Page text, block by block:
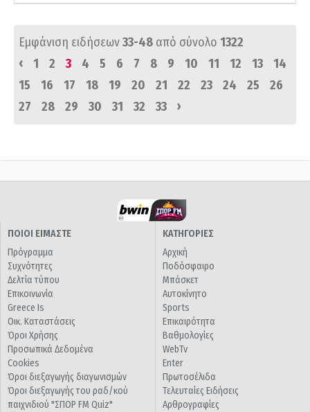
Εμφάνιση ειδήσεων33-48 από σύνολο 1322
‹
1 2 3 4 5 6 7 8 9 10 11 12 13
14
15
16 17 18 19 20 21 22 23 24 25
26
27
28 29 30 31 32 33 ›
ΠΟΙΟΙ ΕΙΜΑΣΤΕ
Πρόγραμμα
Συχνότητες
Δελτία τύπου
Επικοινωνία
Greece Is
Οικ. Καταστάσεις
Όροι Χρήσης
Προσωπικά Δεδομένα
Cookies
Όροι διεξαγωγής διαγωνισμών
Όροι διεξαγωγής του ραδ/κού
παιχνιδιού "ΣΠΟΡ FM Quiz"
ΚΑΤΗΓΟΡΙΕΣ
Αρχική
Ποδόσφαιρο
Μπάσκετ
Αυτοκίνητο
Sports
Επικαιρότητα
Βαθμολογίες
WebTv
Enter
Πρωτοσέλιδα
Τελευταίες Ειδήσεις
Αρθρογραφίες